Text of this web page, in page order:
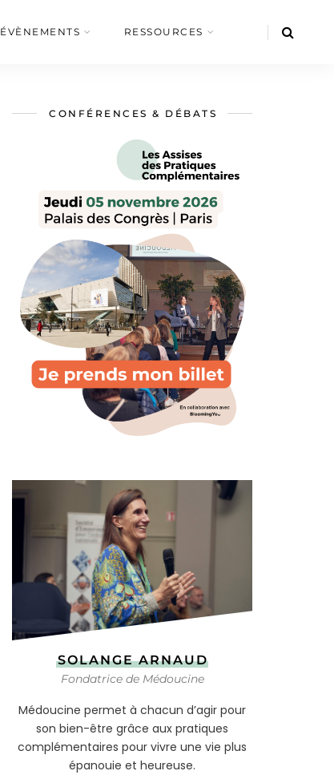
ÉVÈNEMENTS RESSOURCES
CONFÉRENCES & DÉBATS
SOLANGE ARNAUD
Fondatrice de Médoucine
Médoucine permet à chacun d’agir pour
son bien-être grâce aux pratiques
complémentaires pour vivre une vie plus
épanouie et heureuse.